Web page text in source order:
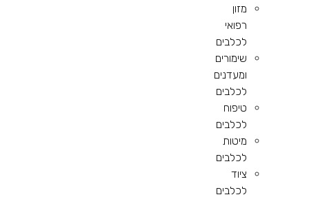
מזון
רפואי
לכלבים
שימורים
ומעדנים
לכלבים
טיפוח
לכלבים
מיטות
לכלבים
ציוד
לכלבים